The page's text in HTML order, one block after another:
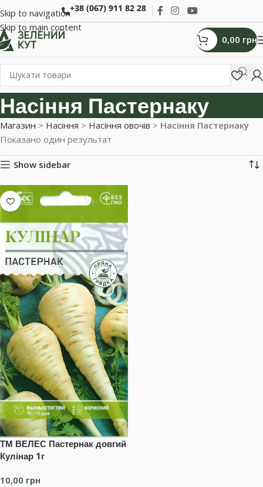
Skip to navigation
Skip to main content
+38 (067) 911 82 28
0,00 грн
Насіння Пастернаку
Магазин > Насіння > Насіння овочів > Насіння Пастернаку
Показано один результат
Show sidebar
ТМ ВЕЛЕС Пастернак довгий
Кулінар 1г
10,00 грн